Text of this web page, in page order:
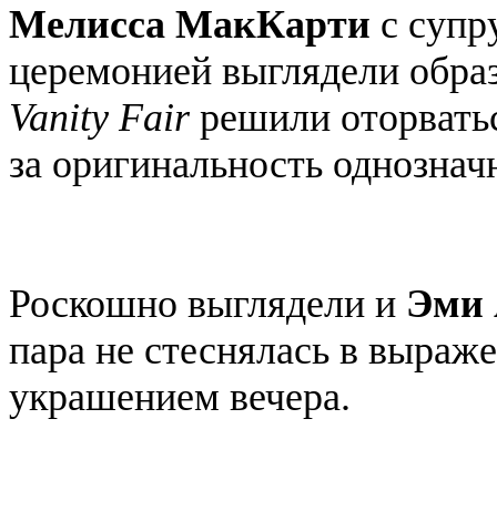
Мелисса МакКарти с
церемонией выглядели
Vanity Fair решили
за оригинальность
Роскошно выглядели и Эми
пара не стеснялась в
украшением вечера.